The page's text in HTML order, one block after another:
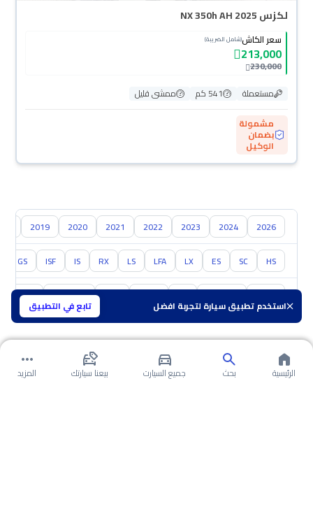
استخدم تطبيق سيارة لتجربة افضل تابع في التطبيق
لكزس NX 350h AH 2025
سعر الكاش(شامل الضريبة)
213,000
230,000
مستعملة
541 كم
ممشى قليل
مشمولة
بضمان
الوكيل
2026
2024
2023
2022
2021
2020
2019
HS
SC
ES
LX
LFA
LS
RX
IS
ISF
GS
تويوتا هيونداي كيا نيسان مازدا سوزوكي هافال
الرئيسية بحث جميع السيارت بيعنا سيارتك المزيد